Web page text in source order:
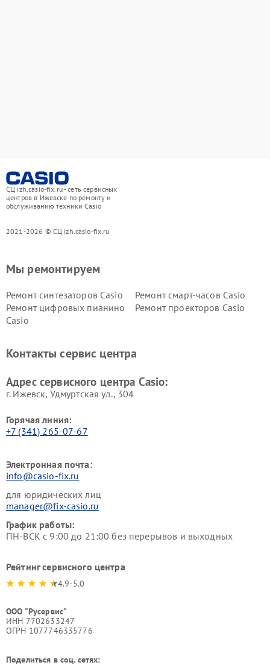
СЦ izh.casio-fix.ru - сеть сервисных
центров в Ижевске по ремонту и
обслуживанию техники Casio
2021-2026 © СЦ izh.casio-fix.ru
Мы ремонтируем
Ремонт синтезаторов Casio
Ремонт смарт-часов Casio
Ремонт цифровых пианино
Casio
Ремонт проекторов Casio
Контакты сервис центра
Адрес сервисного центра Casio:
г. Ижевск, Удмуртская ул., 304
Горячая линия:
+7 (341) 265-07-67
Электронная почта:
info@casio-fix.ru
для юридических лиц
manager@fix-casio.ru
График работы:
ПН-ВСК с 9:00 до 21:00 без перерывов и выходных
Рейтинг сервисного центра
4.9-5.0
ООО "Русервис"
ИНН 7702633247
ОГРН 1077746335776
Поделиться в соц. сетях: